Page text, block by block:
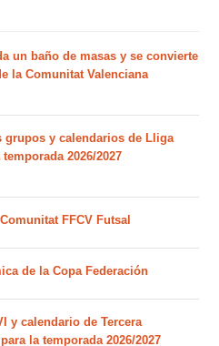
un baño de masas y se convierte
la Comunitat Valenciana
grupos y calendarios de Lliga
2026/2027
FFCV Futsal
de la Copa Federación
y calendario de Tercera
la temporada 2026/2027